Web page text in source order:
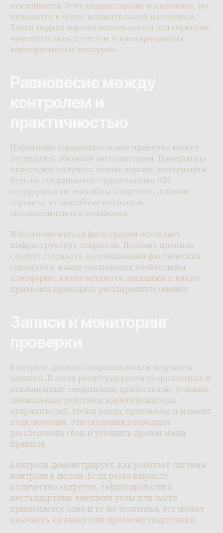
отклоняется. Этот подход строже и надежнее, но
нуждается в более внимательной настройки.
Такой подход хорошо используется для серверов,
чувствительных систем и изолированных
корпоративных контуров.
Избыточно ограничительная проверка может
затруднять обычной эксплуатации. Программы
перестают получать новые версии, интеграции
drgn не соединяются с удаленными API,
сотрудники не способны запустить рабочие
сервисы, а служебные операции
останавливаются ошибками.
Избыточно мягкая фильтрация оставляет
инфраструктуру открытой. Поэтому правила
следует создавать на понимании фактических
сценариев: какие соединения необходимы
платформе, какие остаются лишними и какие
призваны проходить расширенную оценку.
Контроль должна сопровождаться ведением
записей. В логах регистрируются разрешенные и
отклоненные соединения, сработавшие условия,
аномальные действия, идентификаторы
отправителей, точки входа, протоколы и момент
подключения. Эти сведения позволяют
расследовать сбои и уточнять драгон мани
правила.
Контроль демонстрирует, как работает система
контроля в целом. Если резко выросло
количество запретов, зафиксировались
нестандартные внешние узлы или часто
применяется одно и то же политика, это может
намекать на атаку или проблему подготовки.